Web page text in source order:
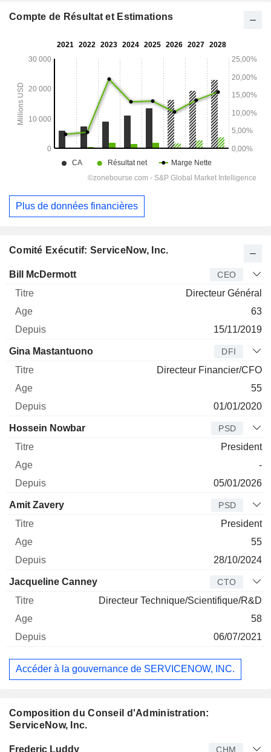
Comité Exécutif: ServiceNow, Inc.
Dirigeant Titre
Bill McDermott CEO
Directeur Général
63
15/11/2019
Gina Mastantuono DFI
Directeur Financier/CFO
55
01/01/2020
Hossein Nowbar PSD
President
-
05/01/2026
Amit Zavery PSD
President
55
28/10/2024
Jacqueline Canney CTO
Directeur Technique/Scientifique/R&D
58
06/07/2021
Accéder à la gouvernance de SERVICENOW, INC.
Composition du Conseil d'Administration:
ServiceNow, Inc.
Administrateur Titre
Frederic Luddy CHM
Compte de Résultat et Estimations
Plus de données financières